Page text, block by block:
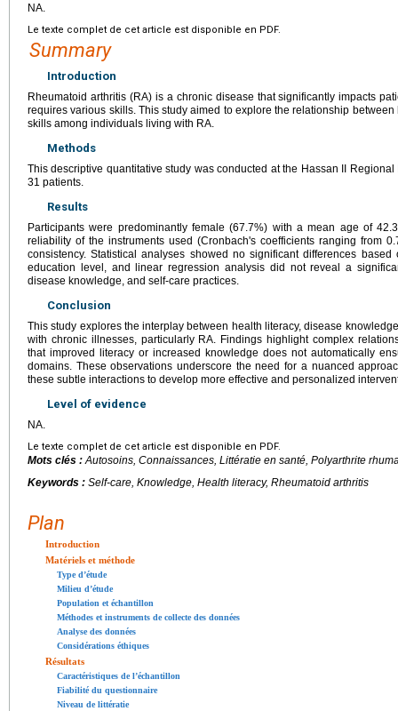
NA.
Le texte complet de cet article est disponible en PDF.
Summary
Introduction
Rheumatoid arthritis (RA) is a chronic disease that significantly impacts
requires various skills. This study aimed to explore the relationship
skills among individuals living with RA.
Methods
This descriptive quantitative study was conducted at the Hassan II
31 patients.
Results
Participants were predominantly female (67.7%) with a mean age of
reliability of the instruments used (Cronbach's coefficients ranging from
consistency. Statistical analyses showed no significant differences
education level, and linear regression analysis did not reveal a
disease knowledge, and self-care practices.
Conclusion
This study explores the interplay between health literacy, disease
with chronic illnesses, particularly RA. Findings highlight complex
that improved literacy or increased knowledge does not automatically
domains. These observations underscore the need for a nuanced
these subtle interactions to develop more effective and personalized
Level of evidence
NA.
Le texte complet de cet article est disponible en PDF.
Mots clés :Autosoins, Connaissances, Littératie en santé, Polyarthrite
Keywords : Self-care, Knowledge, Health literacy, Rheumatoid arthritis
Plan
Introduction
Matériels et méthode
Type d’étude
Milieu d’étude
Population et échantillon
Méthodes et instruments de collecte des données
Analyse des données
Considérations éthiques
Résultats
Caractéristiques de l’échantillon
Fiabilité du questionnaire
Niveau de littératie